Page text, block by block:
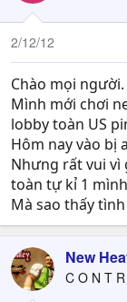
2/12/12
Chào mọi người.
Mình mới chơi
lobby toàn US
Hôm nay vào bị
Nhưng rất vui vì
toàn tự kỉ 1
Mà sao thấy
New
C O N T